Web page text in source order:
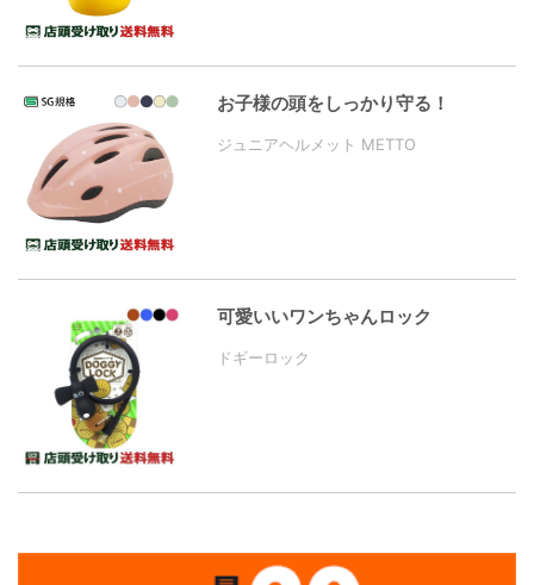
お子様の頭をしっかり守る！
ジュニアヘルメット METTO
可愛いいワンちゃんロック
ドギーロック